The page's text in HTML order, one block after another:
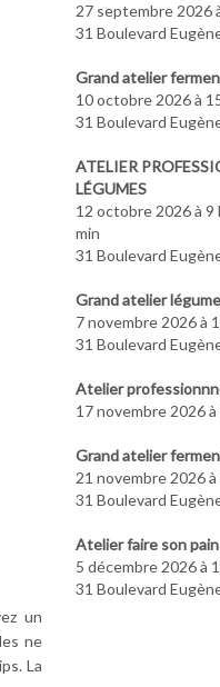
un
ne
La
27 septembre 2026
31 Boulevard
Grand atelier
10 octobre 2026 à
31 Boulevard
ATELIER
LÉGUMES
12 octobre 2026 à 9
min
31 Boulevard
Grand atelier
7 novembre 2026 à
31 Boulevard
Atelier
17 novembre 2026
Grand atelier
21 novembre 2026
31 Boulevard
Atelier faire son
5 décembre 2026 à
31 Boulevard